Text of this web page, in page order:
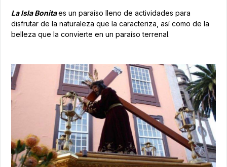
La Isla Bonitaes un paraíso lleno de actividades para
disfrutar de la naturaleza que la caracteriza, así como de la
belleza que la convierte en un paraíso terrenal.